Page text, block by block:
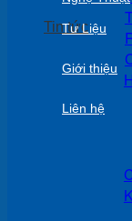
Tư Liệu
Giới thiệu
Liên hệ
Tin tức